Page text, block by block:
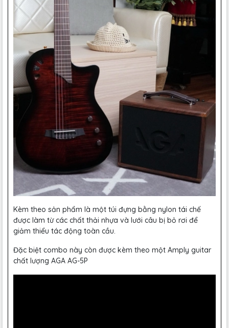
Kèm theo sản phẩm là một túi đựng bằng nylon tái chế
được làm từ các chất thải nhựa và lưới câu bị bỏ rơi để
giảm thiểu tác động toàn cầu.
Đặc biệt combo này còn được kèm theo một Amply guitar
chất lượng AGA AG-5P